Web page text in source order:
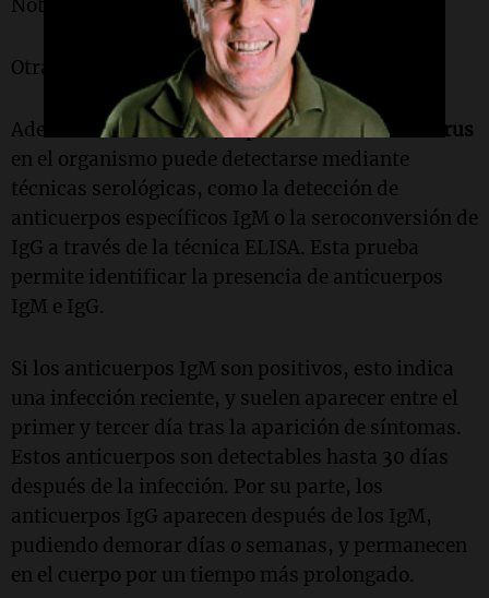
Noticias Argentinas.
Otras formas de diagnóstico
Además de la RT-PCR, la presencia del hantavirus
en el organismo puede detectarse mediante
técnicas serológicas, como la detección de
anticuerpos específicos IgM o la seroconversión de
IgG a través de la técnica ELISA. Esta prueba
permite identificar la presencia de anticuerpos
IgM e IgG.
Si los anticuerpos IgM son positivos, esto indica
una infección reciente, y suelen aparecer entre el
primer y tercer día tras la aparición de síntomas.
Estos anticuerpos son detectables hasta 30 días
después de la infección. Por su parte, los
anticuerpos IgG aparecen después de los IgM,
pudiendo demorar días o semanas, y permanecen
en el cuerpo por un tiempo más prolongado.